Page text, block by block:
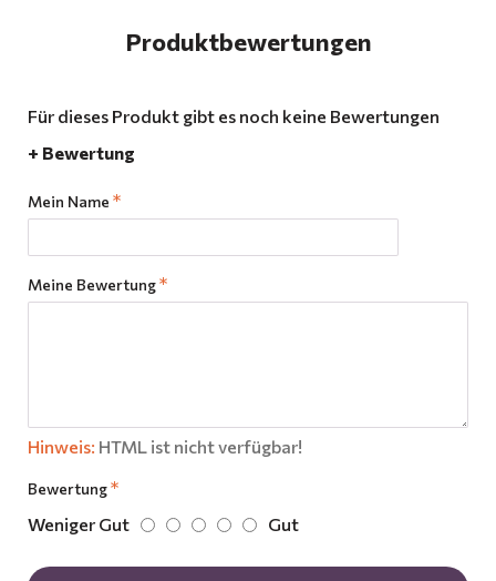
Produktbewertungen
Für dieses Produkt gibt es noch keine Bewertungen
+ Bewertung
Mein Name
Meine Bewertung
Hinweis: HTML ist nicht verfügbar!
Bewertung
Weniger Gut Gut